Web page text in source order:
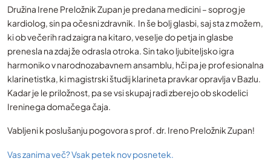
Družina Irene Preložnik Zupan je predana medicini – soprog je
kardiolog, sin pa očesni zdravnik. In še bolj glasbi, saj sta z možem,
ki ob večerih rad zaigra na kitaro, veselje do petja in glasbe
prenesla na zdaj že odrasla otroka. Sin tako ljubiteljsko igra
harmoniko v narodnozabavnem ansamblu, hči pa je profesionalna
klarinetistka, ki magistrski študij klarineta pravkar opravlja v Bazlu.
Kadar je le priložnost, pa se vsi skupaj radi zberejo ob skodelici
Ireninega domačega čaja.
Vabljeni k poslušanju pogovora s prof. dr. Ireno Preložnik Zupan!
Vas zanima več? Vsak petek nov posnetek.